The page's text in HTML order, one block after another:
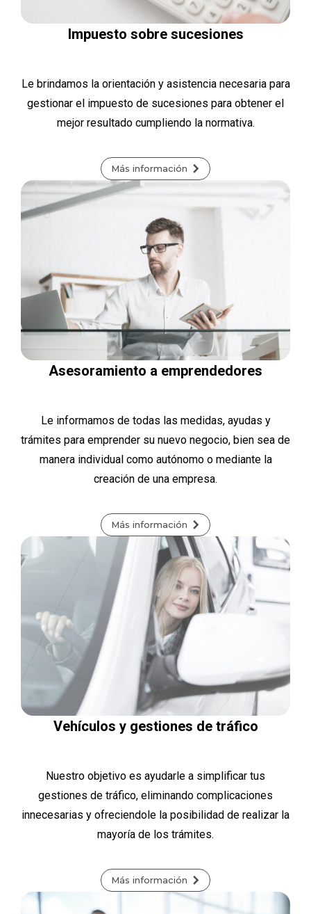
Impuesto sobre sucesiones
Le brindamos la orientación y asistencia necesaria para
gestionar el impuesto de sucesiones para obtener el
mejor resultado cumpliendo la normativa.
Más información
Asesoramiento a emprendedores
Le informamos de todas las medidas, ayudas y
trámites para emprender su nuevo negocio, bien sea de
manera individual como autónomo o mediante la
creación de una empresa.
Más información
Vehículos y gestiones de tráfico
Nuestro objetivo es ayudarle a simplificar tus
gestiones de tráfico, eliminando complicaciones
innecesarias y ofreciendole la posibilidad de realizar la
mayoría de los trámites.
Más información